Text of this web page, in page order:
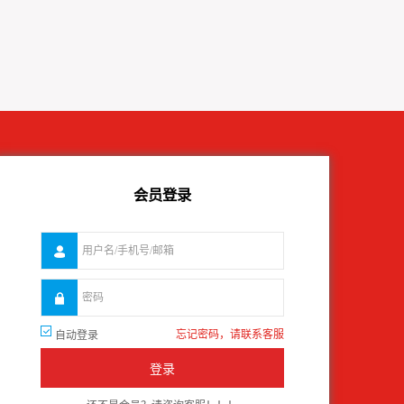
会员登录
自动登录 忘记密码，请联系客服
登录